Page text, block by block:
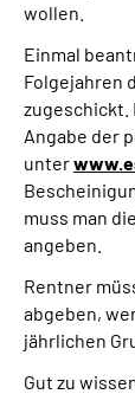
wollen.
Einmal
Folgejahren
zugeschickt.
Angabe der
unter
muss man
angeben.
Rentner
abgeben,
jährlichen
Gut zu